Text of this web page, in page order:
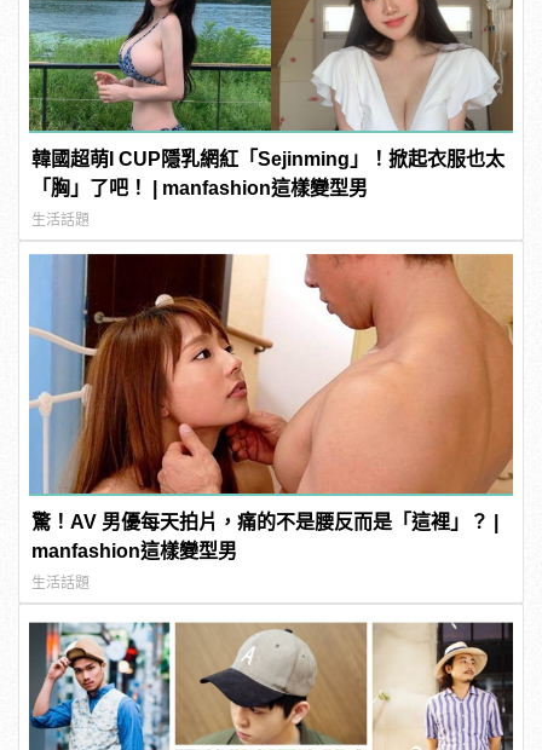
韓國超萌I CUP隱乳網紅「Sejinming」！掀起衣服也太
「胸」了吧！ | manfashion這樣變型男
生活話題
驚！AV 男優每天拍片，痛的不是腰反而是「這裡」？ |
manfashion這樣變型男
生活話題